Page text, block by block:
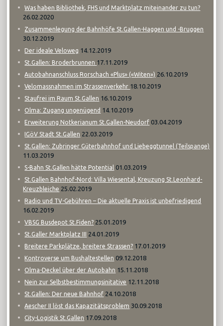
Was haben Bibliothek, FHS und Marktplatz miteinander zu tun?
26.02.2020
Zusammenlegung der Bahnhöfe St.Gallen-Haggen und -Bruggen
30.12.2019
Der ideale Veloweg 14.12.2019
St.Gallen: Broderbrunnen 17.11.2019
Autobahnanschluss Rorschach «Plus» («Witen») 26.10.2019
Velomassnahmen im Strassenverkehr 18.10.2019
Staufrei im Raum St.Gallen 16.10.2019
Olma: Zugang ungenügend 14.10.2019
Erweiterung Notkerianum St.Gallen-Neudorf 03.04.2019
IGöV Stadt St.Gallen 22.03.2019
St.Gallen: Zubringer Güterbahnhof und Liebeggtunnel (Teilspange)
11.03.2019
S-Bahn St.Gallen hätte Potential 01.03.2019
St.Gallen Bahnhof-Nord: Villa Wiesental, Kreuzung St.Leonhard-
Kreuzbleiche 25.02.2019
Radio und TV-Gebühren – Die aktuelle Praxis ist unbefriedigend
16.02.2019
VBSG Busdepot St.Fiden? 25.01.2019
St.Galler Marktplatz III 24.01.2019
Breitere Parkplätze, breitere Strassen? 17.01.2019
Kontroverse um Bushaltestellen 09.12.2018
Olma-Deckel über der Autobahn 15.11.2018
Nein zur Selbstbestimmungsinitative 12.11.2018
St.Gallen: Der neue Bahnhof 24.10.2018
Aescher II löst das Kapazitätsproblem 30.09.2018
City-Logistik St.Gallen 17.09.2018